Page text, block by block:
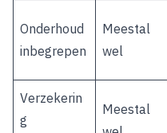
Onderhoud
inbegrepen
Meestal
wel
Verzekerin
g
Meestal